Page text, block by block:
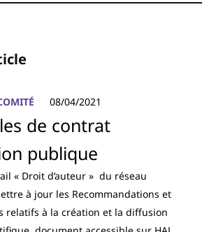
08/04/2021
de contrat
publique
« Droit d’auteur » du réseau
à jour les Recommandations et
relatifs à la création et la diffusion